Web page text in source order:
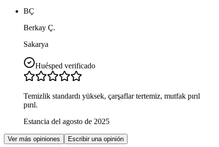
BÇ
Berkay Ç.
Sakarya
Huésped verificado
Temizlik standardı yüksek, çarşaflar tertemiz, mutfak pırıl
pırıl.
Estancia del agosto de 2025
Ver más opiniones Escribir una opinión